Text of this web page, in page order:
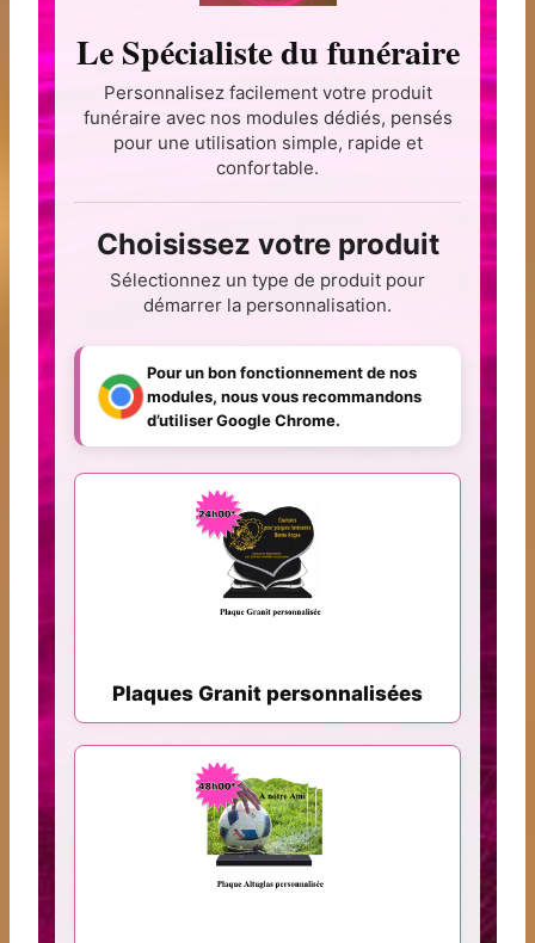
Le Spécialiste du funéraire
Personnalisez facilement votre produit
funéraire avec nos modules dédiés, pensés
pour une utilisation simple, rapide et
confortable.
Choisissez votre produit
Sélectionnez un type de produit pour
démarrer la personnalisation.
Pour un bon fonctionnement de nos
modules, nous vous recommandons
d’utiliser Google Chrome.
Plaques Granit personnalisées